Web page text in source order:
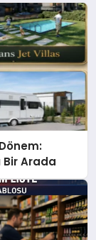
Bir Arada